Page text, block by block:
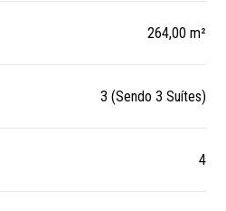
264,00 m²
3 (Sendo 3 Suítes)
4